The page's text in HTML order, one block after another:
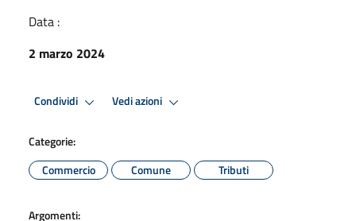
Data :
2 marzo 2024
Condividi Vedi azioni
Categorie:
Commercio
Comune Tributi
Argomenti: